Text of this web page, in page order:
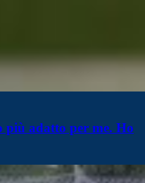
adatto per me. Ho